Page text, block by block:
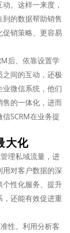
。这样一来度，
的数据帮助销售
销策略、更容易
后、依靠设置学
间的互动，还极
微信系统，他们
的一体化，进而
SCRM在业务提
大化
理私域流量，进
对客户数据的深
个性化服务、提升
，还能有效促进重
性。利用分析客